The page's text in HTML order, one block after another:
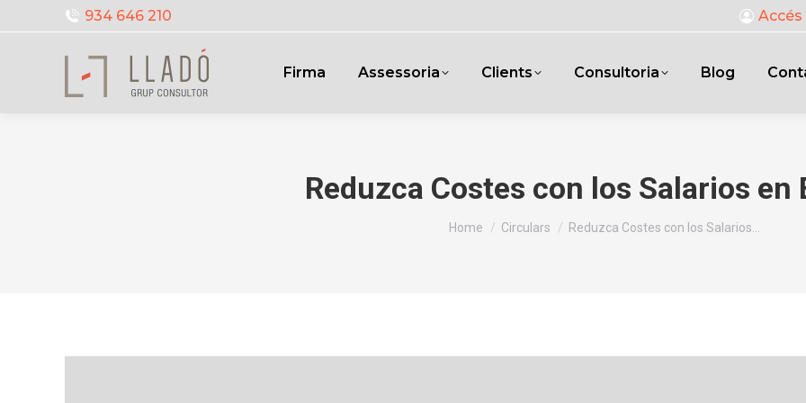
934 646 210
Firma Assessoria Clients Consultoria Blog
Reduzca Costes con los Salarios en
You are here:
Home Circulars Reduzca Costes con los Salarios…